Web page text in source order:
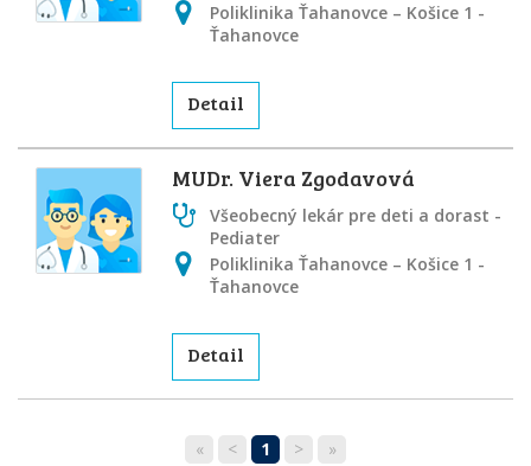
Poliklinika Ťahanovce – Košice 1 -
Ťahanovce
Detail
MUDr. Viera Zgodavová
Všeobecný lekár pre deti a dorast -
Pediater
Poliklinika Ťahanovce – Košice 1 -
Ťahanovce
Detail
« < 1 > »